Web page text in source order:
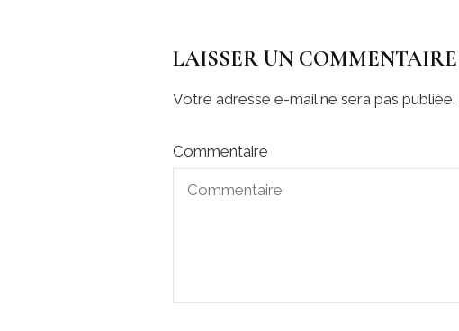
LAISSER UN COMMENTAIRE
Votre adresse e-mail ne sera pas publiée.
Commentaire